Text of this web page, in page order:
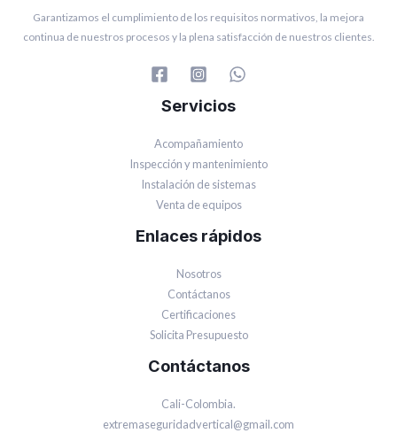
Garantizamos el cumplimiento de los requisitos normativos, la mejora
continua de nuestros procesos y la plena satisfacción de nuestros clientes.
Servicios
Acompañamiento
Inspección y mantenimiento
Instalación de sistemas
Venta de equipos
Enlaces rápidos
Nosotros
Contáctanos
Certificaciones
Solicita Presupuesto
Contáctanos
Cali-Colombia.
extremaseguridadvertical@gmail.com